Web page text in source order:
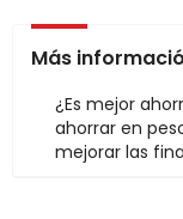
Más
¿Es mejor
ahorrar en
mejorar las